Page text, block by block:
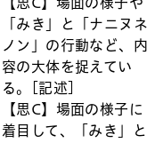
「みき」と「ナニヌネ
ノン」の行動など、内
容の大体を捉えてい
る。[記述]
【思C】場面の様子に
着目して、「みき」と